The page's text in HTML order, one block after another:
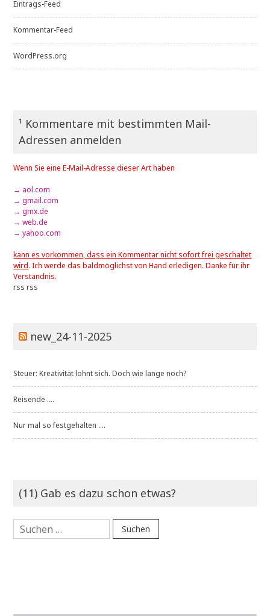
Eintrags-Feed
Kommentar-Feed
WordPress.org
¹ Kommentare mit bestimmten Mail-
Adressen anmelden
Wenn Sie eine E-Mail-Adresse dieser Art haben
→ aol.com
→ gmail.com
→ gmx.de
→ web.de
→ yahoo.com
kann es vorkommen, dass ein Kommentar nicht sofort frei geschaltet
wird. Ich werde das baldmöglichst von Hand erledigen. Danke für ihr
Verständnis.
rss rss
new_24-11-2025
Steuer: Kreativität lohnt sich. Doch wie lange noch?
Reisende ....
Nur mal so festgehalten ....
(11) Gab es dazu schon etwas?
Suchen
nach: